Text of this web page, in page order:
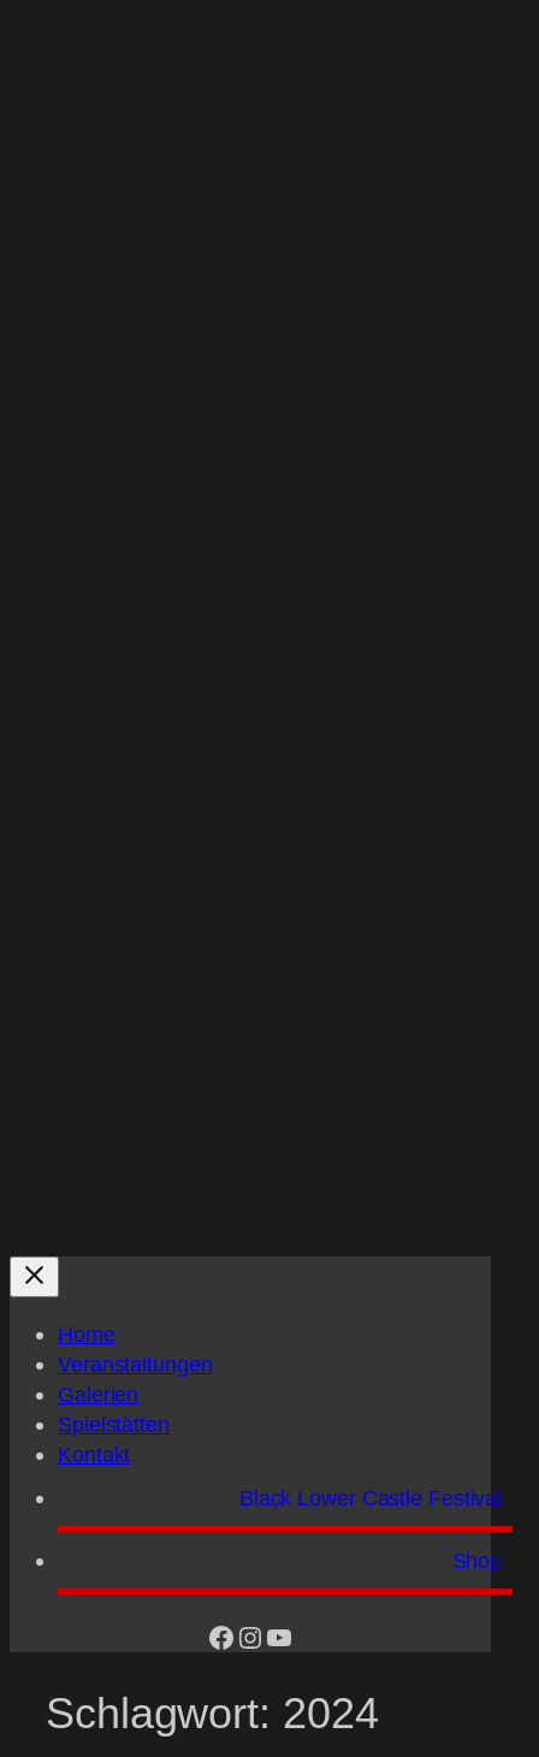
Home
Veranstaltungen
Galerien
Spielstätten
Kontakt
Black Lower Castle Festival
Shop
facebook
Instagram
YouTube
Schlagwort: 2024